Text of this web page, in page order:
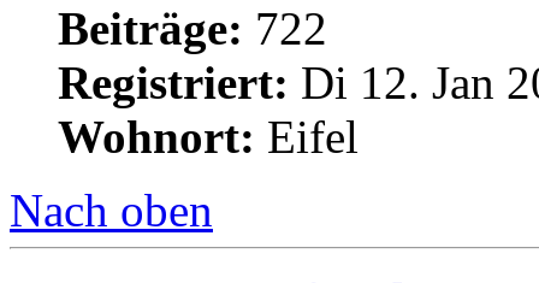
Beiträge: 722
Registriert: Di 12. Jan
Wohnort: Eifel
Nach oben